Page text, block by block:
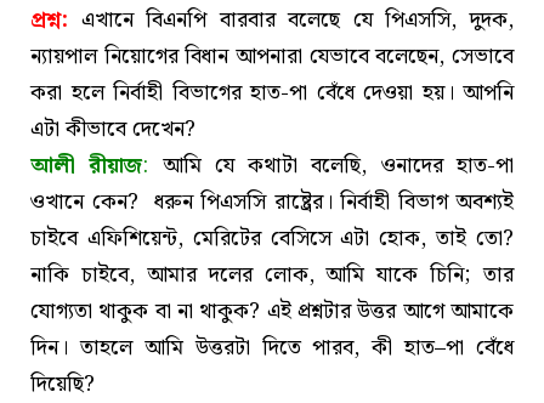
প্রশ্ন: এখানে বিএনপি বারবার বলেছে যে পিএসসি, দুদক,
ন্যায়পাল নিয়োগের বিধান আপনারা যেভাবে বলেছেন, সেভাবে
করা হলে নির্বাহী বিভাগের হাত-পা বেঁধে দেওয়া হয়। আপনি
এটা কীভাবে দেখেন?
আলী রীয়াজ: আমি যে কথাটা বলেছি, ওনাদের হাত-পা
ওখানে কেন? ধরুন পিএসসি রাষ্ট্রের। নির্বাহী বিভাগ অবশ্যই
চাইবে এফিশিয়েন্ট, মেরিটের বেসিসে এটা হোক, তাই তো?
নাকি চাইবে, আমার দলের লোক, আমি যাকে চিনি; তার
যোগ্যতা থাকুক বা না থাকুক? এই প্রশ্নটার উত্তর আগে আমাকে
দিন। তাহলে আমি উত্তরটা দিতে পারব, কী হাত–পা বেঁধে
দিয়েছি?